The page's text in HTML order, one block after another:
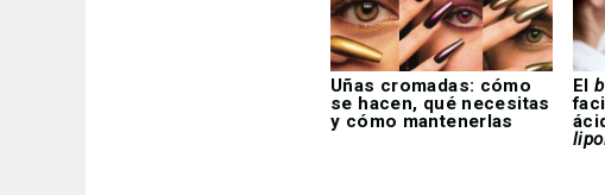
Uñas cromadas: cómo
se hacen, qué necesitas
y cómo mantenerlas
El